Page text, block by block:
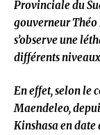
Provinciale du
gouverneur
s’observe une
différents
En effet, selon le
Maendeleo,
Kinshasa en date